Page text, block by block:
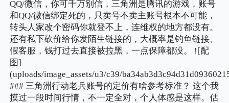
QQ/微信，你可千万别信，三角洲是腾讯的游戏，账号
和QQ/微信绑定死的，只卖号不卖主账号根本不可能，
转头人家改个密码你就登不上，连维权的地方都没有。
还有私下砍价给你发陌生链接的，大概率是钓鱼链接、
假客服，钱打过去直接被拉黑，一点保障都没。 ![配
图]
(uploads/image_assets/u3/c39/
### 三角洲行动老兵账号的定价有啥参考标准？ 这个我
摸过一段时间行情，不一定全对，个人体感是这样。估